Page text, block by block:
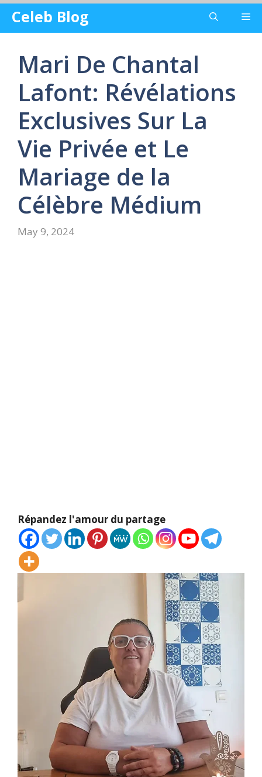
Skip
content
Celeb Blog
Mari De Chantal
Lafont: Révélations
Exclusives Sur La
Vie Privée et Le
Mariage de la
Célèbre Médium
May 9, 2024
Répandez l'amour du partage